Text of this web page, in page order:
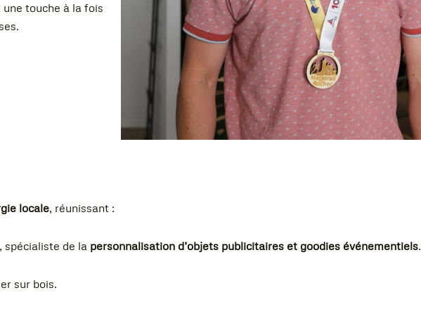
touche à la fois
locale, réunissant :
, spécialiste de la personnalisation d’objets publicitaires et goodies événementiels.
sur bois.